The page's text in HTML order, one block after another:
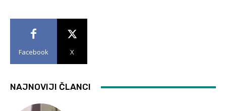
Facebook X
NAJNOVIJI ČLANCI